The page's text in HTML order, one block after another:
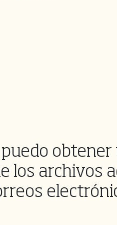
puedo obtener
los archivos